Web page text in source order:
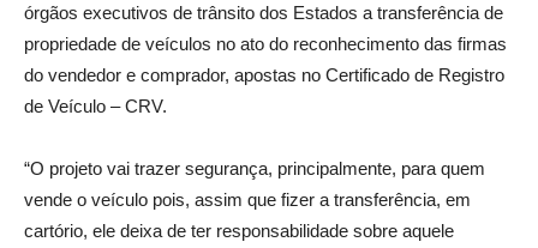
órgãos executivos de trânsito dos Estados a transferência de
propriedade de veículos no ato do reconhecimento das firmas
do vendedor e comprador, apostas no Certificado de Registro
de Veículo – CRV.
“O projeto vai trazer segurança, principalmente, para quem
vende o veículo pois, assim que fizer a transferência, em
cartório, ele deixa de ter responsabilidade sobre aquele